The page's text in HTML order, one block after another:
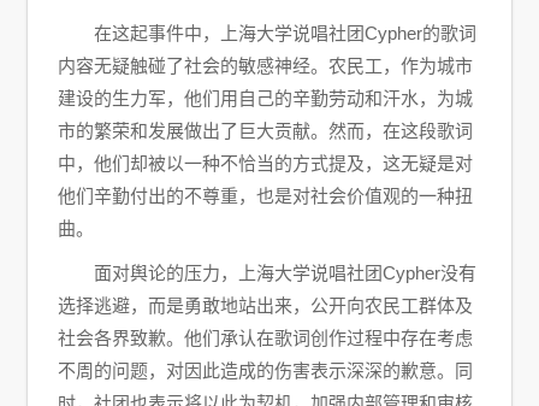
在这起事件中，上海大学说唱社团Cypher的歌词
内容无疑触碰了社会的敏感神经。农民工，作为城市
建设的生力军，他们用自己的辛勤劳动和汗水，为城
市的繁荣和发展做出了巨大贡献。然而，在这段歌词
中，他们却被以一种不恰当的方式提及，这无疑是对
他们辛勤付出的不尊重，也是对社会价值观的一种扭
曲。
面对舆论的压力，上海大学说唱社团Cypher没有
选择逃避，而是勇敢地站出来，公开向农民工群体及
社会各界致歉。他们承认在歌词创作过程中存在考虑
不周的问题，对因此造成的伤害表示深深的歉意。同